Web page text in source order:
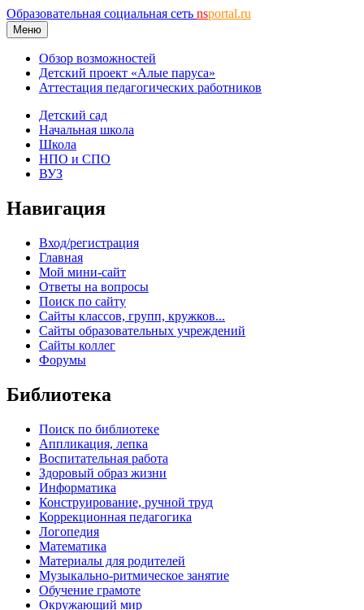
Образовательная социальная сеть nsportal.ru
Меню
Обзор возможностей
Детский проект «Алые паруса»
Аттестация педагогических работников
Детский сад
Начальная школа
Школа
НПО и СПО
ВУЗ
Навигация
Вход/регистрация
Главная
Мой мини-сайт
Ответы на вопросы
Поиск по сайту
Сайты классов, групп, кружков...
Сайты образовательных учреждений
Сайты коллег
Форумы
Библиотека
Поиск по библиотеке
Аппликация, лепка
Воспитательная работа
Здоровый образ жизни
Информатика
Конструирование, ручной труд
Коррекционная педагогика
Логопедия
Математика
Материалы для родителей
Музыкально-ритмическое занятие
Обучение грамоте
Окружающий мир